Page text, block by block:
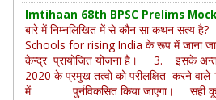
Imtihaan 68th BPSC Prelims
बारे में निम्नलिखित में से कौन सा कथन
Schools for rising India के रूप में
केन्द्र प्रायोजित योजना है। 3. इसके अन्तर्गत
2020 के प्रमुख तत्वो को परीलक्षित करने वाले
में पुर्नविकसित किया जाएगा। सही